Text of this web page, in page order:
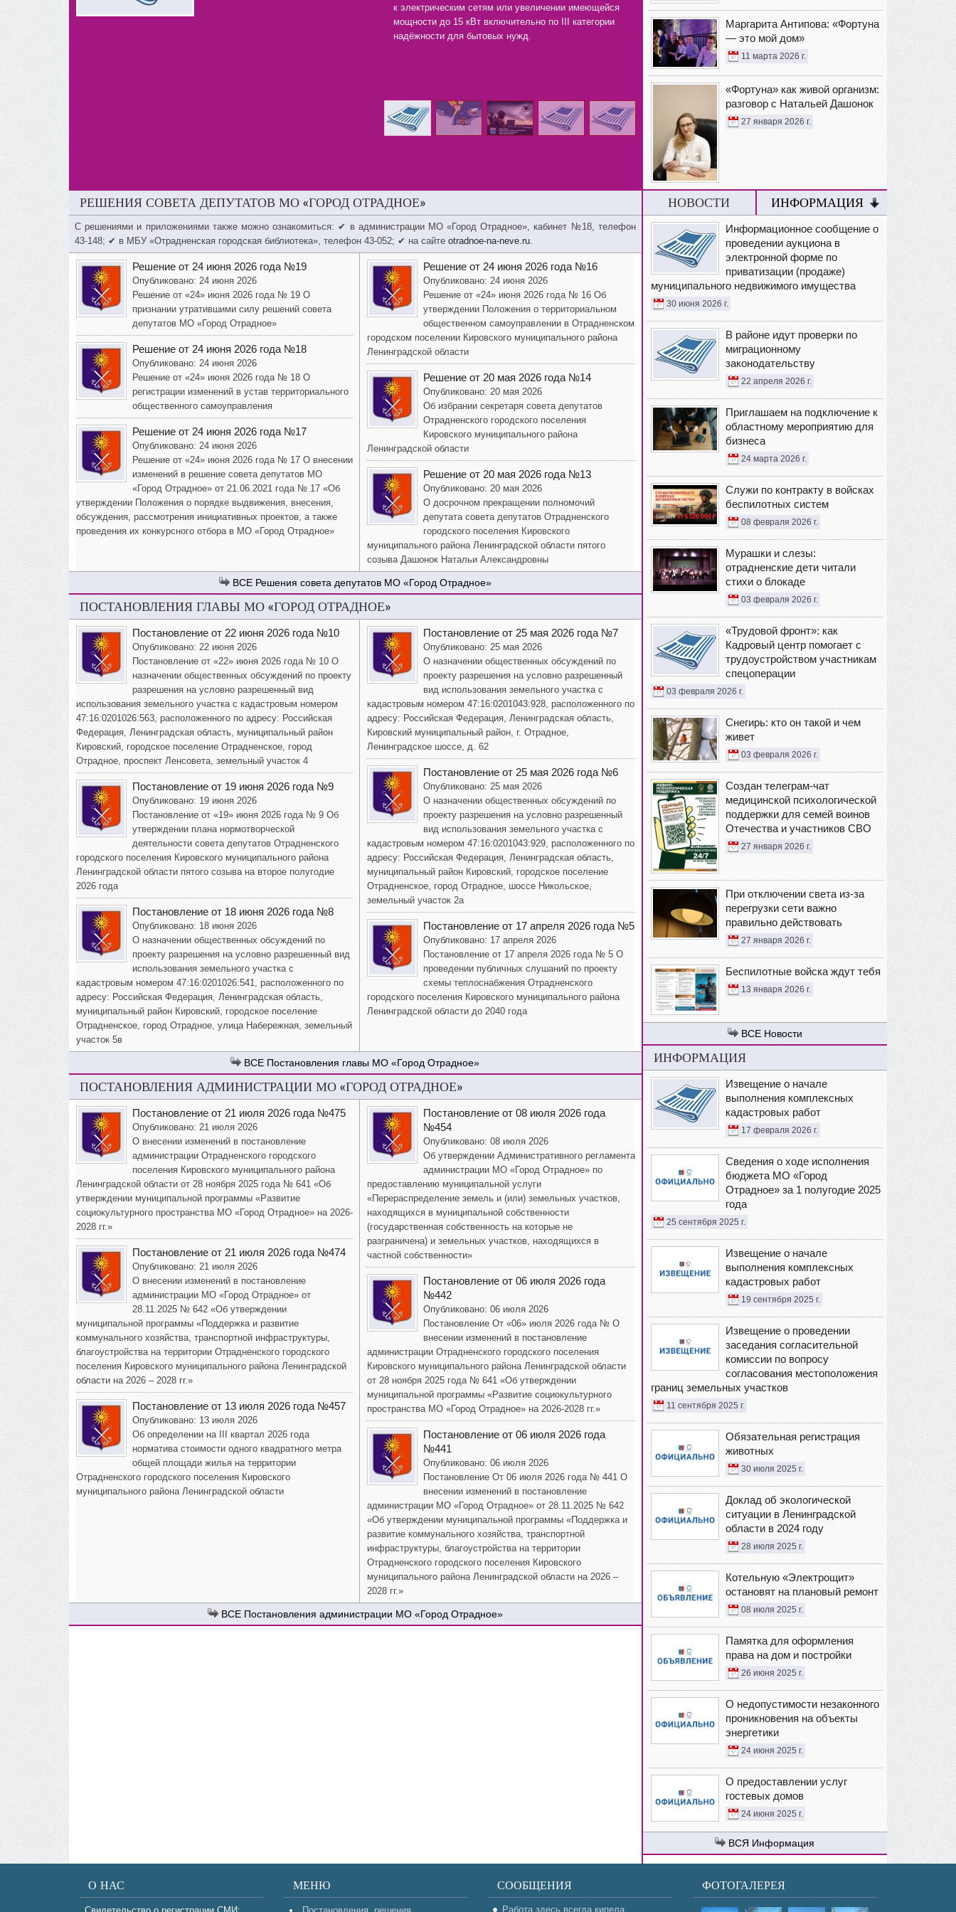
к электрическим сетям или увеличении имеющейся
мощности до 15 кВт включительно по III категории
надёжности для бытовых нужд.
Маргарита Антипова: «Фортуна
— это мой дом»
11 марта 2026 г.
«Фортуна» как живой организм:
разговор с Натальей Дашонок
27 января 2026 г.
РЕШЕНИЯ СОВЕТА ДЕПУТАТОВ МО «ГОРОД ОТРАДНОЕ»
С решениями и приложениями также можно ознакомиться: ✔ в администрации МО «Город Отрадное», кабинет №18, телефон
43-148; ✔ в МБУ «Отрадненская городская библиотека», телефон 43-052; ✔ на сайте otradnoe-na-neve.ru.
Решение от 24 июня 2026 года №19
Опубликовано: 24 июня 2026
Решение от «24» июня 2026 года № 19 О
признании утратившими силу решений совета
депутатов МО «Город Отрадное»
Решение от 24 июня 2026 года №18
Опубликовано: 24 июня 2026
Решение от «24» июня 2026 года № 18 О
регистрации изменений в устав территориального
общественного самоуправления
Решение от 24 июня 2026 года №17
Опубликовано: 24 июня 2026
Решение от «24» июня 2026 года № 17 О внесении
изменений в решение совета депутатов МО
«Город Отрадное» от 21.06.2021 года № 17 «Об
утверждении Положения о порядке выдвижения, внесения,
обсуждения, рассмотрения инициативных проектов, а также
проведения их конкурсного отбора в МО «Город Отрадное»
Решение от 24 июня 2026 года №16
Опубликовано: 24 июня 2026
Решение от «24» июня 2026 года № 16 Об
утверждении Положения о территориальном
общественном самоуправлении в Отрадненском
городском поселении Кировского муниципального района
Ленинградской области
Решение от 20 мая 2026 года №14
Опубликовано: 20 мая 2026
Об избрании секретаря совета депутатов
Отрадненского городского поселения
Кировского муниципального района
Ленинградской области
Решение от 20 мая 2026 года №13
Опубликовано: 20 мая 2026
О досрочном прекращении полномочий
депутата совета депутатов Отрадненского
городского поселения Кировского
муниципального района Ленинградской области пятого
созыва Дашонок Натальи Александровны
Решения совета депутатов МО «Город Отрадное»
ПОСТАНОВЛЕНИЯ ГЛАВЫ МО «ГОРОД ОТРАДНОЕ»
Постановление от 22 июня 2026 года №10
Опубликовано: 22 июня 2026
Постановление от «22» июня 2026 года № 10 О
назначении общественных обсуждений по проекту
разрешения на условно разрешенный вид
использования земельного участка с кадастровым номером
47:16:0201026:563, расположенного по адресу: Российская
Федерация, Ленинградская область, муниципальный район
Кировский, городское поселение Отрадненское, город
Отрадное, проспект Ленсовета, земельный участок 4
Постановление от 19 июня 2026 года №9
Опубликовано: 19 июня 2026
Постановление от «19» июня 2026 года № 9 Об
утверждении плана нормотворческой
деятельности совета депутатов Отрадненского
городского поселения Кировского муниципального района
Ленинградской области пятого созыва на второе полугодие
2026 года
Постановление от 18 июня 2026 года №8
Опубликовано: 18 июня 2026
О назначении общественных обсуждений по
проекту разрешения на условно разрешенный вид
использования земельного участка с
кадастровым номером 47:16:0201026:541, расположенного по
адресу: Российская Федерация, Ленинградская область,
муниципальный район Кировский, городское поселение
Отрадненское, город Отрадное, улица Набережная, земельный
участок 5в
Постановление от 25 мая 2026 года №7
Опубликовано: 25 мая 2026
О назначении общественных обсуждений по
проекту разрешения на условно разрешенный
вид использования земельного участка с
кадастровым номером 47:16:0201043:928, расположенного по
адресу: Российская Федерация, Ленинградская область,
Кировский муниципальный район, г. Отрадное,
Ленинградское шоссе, д. 62
Постановление от 25 мая 2026 года №6
Опубликовано: 25 мая 2026
О назначении общественных обсуждений по
проекту разрешения на условно разрешенный
вид использования земельного участка с
кадастровым номером 47:16:0201043:929, расположенного по
адресу: Российская Федерация, Ленинградская область,
муниципальный район Кировский, городское поселение
Отрадненское, город Отрадное, шоссе Никольское,
земельный участок 2а
Постановление от 17 апреля 2026 года №5
Опубликовано: 17 апреля 2026
Постановление от 17 апреля 2026 года № 5 О
проведении публичных слушаний по проекту
схемы теплоснабжения Отрадненского
городского поселения Кировского муниципального района
Ленинградской области до 2040 года
Постановления главы МО «Город Отрадное»
ПОСТАНОВЛЕНИЯ АДМИНИСТРАЦИИ МО «ГОРОД ОТРАДНОЕ»
Постановление от 21 июля 2026 года №475
Опубликовано: 21 июля 2026
О внесении изменений в постановление
администрации Отрадненского городского
поселения Кировского муниципального района
Ленинградской области от 28 ноября 2025 года № 641 «Об
утверждении муниципальной программы «Развитие
социокультурного пространства МО «Город Отрадное» на 2026-
2028 гг.»
Постановление от 21 июля 2026 года №474
Опубликовано: 21 июля 2026
О внесении изменений в постановление
администрации МО «Город Отрадное» от
28.11.2025 № 642 «Об утверждении
муниципальной программы «Поддержка и развитие
коммунального хозяйства, транспортной инфраструктуры,
благоустройства на территории Отрадненского городского
поселения Кировского муниципального района Ленинградской
области на 2026 – 2028 гг.»
Постановление от 13 июля 2026 года №457
Опубликовано: 13 июля 2026
Об определении на III квартал 2026 года
норматива стоимости одного квадратного метра
общей площади жилья на территории
Отрадненского городского поселения Кировского
муниципального района Ленинградской области
Постановление от 08 июля 2026 года
№454
Опубликовано: 08 июля 2026
Об утверждении Административного регламента
администрации МО «Город Отрадное» по
предоставлению муниципальной услуги
«Перераспределение земель и (или) земельных участков,
находящихся в муниципальной собственности
(государственная собственность на которые не
разграничена) и земельных участков, находящихся в
частной собственности»
Постановление от 06 июля 2026 года
№442
Опубликовано: 06 июля 2026
Постановление От «06» июля 2026 года № О
внесении изменений в постановление
администрации Отрадненского городского поселения
Кировского муниципального района Ленинградской области
от 28 ноября 2025 года № 641 «Об утверждении
муниципальной программы «Развитие социокультурного
пространства МО «Город Отрадное» на 2026-2028 гг.»
Постановление от 06 июля 2026 года
№441
Опубликовано: 06 июля 2026
Постановление От 06 июля 2026 года № 441 О
внесении изменений в постановление
администрации МО «Город Отрадное» от 28.11.2025 № 642
«Об утверждении муниципальной программы «Поддержка и
развитие коммунального хозяйства, транспортной
инфраструктуры, благоустройства на территории
Отрадненского городского поселения Кировского
муниципального района Ленинградской области на 2026 –
2028 гг.»
Постановления администрации МО «Город Отрадное»
НОВОСТИ ИНФОРМАЦИЯ
Информационное сообщение о
проведении аукциона в
электронной форме по
приватизации (продаже)
муниципального недвижимого имущества
30 июня 2026 г.
В районе идут проверки по
миграционному
законодательству
22 апреля 2026 г.
Приглашаем на подключение к
областному мероприятию для
бизнеса
24 марта 2026 г.
Служи по контракту в войсках
беспилотных систем
08 февраля 2026 г.
Мурашки и слезы:
отрадненские дети читали
стихи о блокаде
03 февраля 2026 г.
«Трудовой фронт»: как
Кадровый центр помогает с
трудоустройством участникам
спецоперации
03 февраля 2026 г.
Снегирь: кто он такой и чем
живет
03 февраля 2026 г.
Создан телеграм-чат
медицинской психологической
поддержки для семей воинов
Отечества и участников СВО
27 января 2026 г.
При отключении света из-за
перегрузки сети важно
правильно действовать
27 января 2026 г.
Беспилотные войска ждут тебя
13 января 2026 г.
Новости
ИНФОРМАЦИЯ
Извещение о начале
выполнения комплексных
кадастровых работ
17 февраля 2026 г.
Сведения о ходе исполнения
бюджета МО «Город
Отрадное» за 1 полугодие 2025
года
25 сентября 2025 г.
Извещение о начале
выполнения комплексных
кадастровых работ
19 сентября 2025 г.
Извещение о проведении
заседания согласительной
комиссии по вопросу
согласования местоположения
границ земельных участков
11 сентября 2025 г.
Обязательная регистрация
животных
30 июля 2025 г.
Доклад об экологической
ситуации в Ленинградской
области в 2024 году
28 июля 2025 г.
Котельную «Электрощит»
остановят на плановый ремонт
08 июля 2025 г.
Памятка для оформления
права на дом и постройки
26 июня 2025 г.
О недопустимости незаконного
проникновения на объекты
энергетики
24 июня 2025 г.
О предоставлении услуг
гостевых домов
24 июня 2025 г.
Информация
О НАС МЕНЮ СООБЩЕНИЯ
Работа здесь всегда кипела
ФОТОГАЛЕРЕЯ